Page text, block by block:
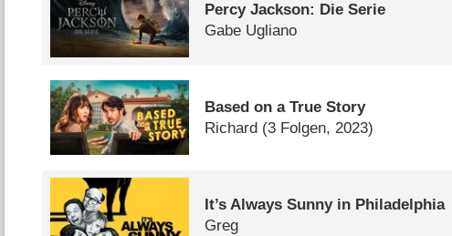
Percy Jackson: Die Serie
Gabe Ugliano
Based on a True Story
Richard (3 Folgen, 2023)
It’s Always Sunny in Philadelphia
Greg